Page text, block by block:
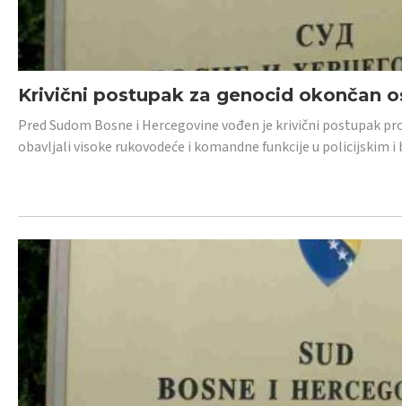
Krivični postupak za genocid okončan
Pred Sudom Bosne i Hercegovine vođen je krivični postupak
obavljali visoke rukovodeće i komandne funkcije u policijskim